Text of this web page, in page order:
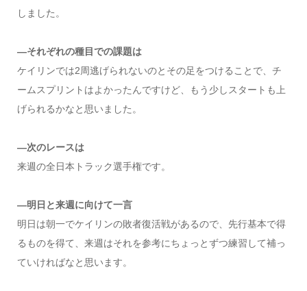
しました。
―それぞれの種目での課題は
ケイリンでは2周逃げられないのとその足をつけることで、チ
ームスプリントはよかったんですけど、もう少しスタートも上
げられるかなと思いました。
―次のレースは
来週の全日本トラック選手権です。
―明日と来週に向けて一言
明日は朝一でケイリンの敗者復活戦があるので、先行基本で得
るものを得て、来週はそれを参考にちょっとずつ練習して補っ
ていければなと思います。